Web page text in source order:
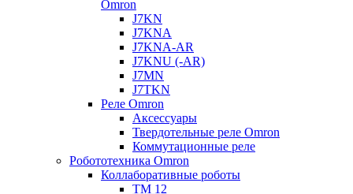
Omron
J7KN
J7KNA
J7KNA-AR
J7KNU (-AR)
J7MN
J7TKN
Реле Omron
Аксессуары
Твердотельные реле Omron
Коммутационные реле
Робототехника Omron
Коллаборативные роботы
TM 12